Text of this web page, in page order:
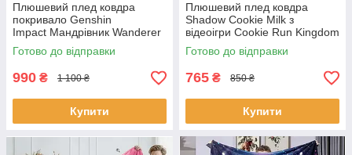
Плюшевий плед ковдра
покривало Genshin
Impact Мандрівник Wanderer
Геншин Імпакт
Готово до відправки
990 ₴ 1 100 ₴
Купити
Плюшевий плед ковдра
Shadow Cookie Milk з
відеоігри Cookie Run Kingdom
130х150 см
Готово до відправки
765 ₴ 850 ₴
Купити